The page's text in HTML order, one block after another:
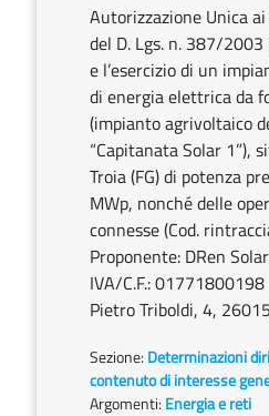
Autorizzazione Unica
del D. Lgs. n. 387/
e l’esercizio di un
di energia elettrica da
(impianto agrivoltaico
“Capitanata Solar 1”),
Troia (FG) di potenza
MWp, nonché delle
connesse (Cod.
Proponente: DRen
IVA/C.F.:
Pietro Triboldi, 4,
Sezione: Determinazioni
contenuto di interesse
Argomenti: Energia e reti